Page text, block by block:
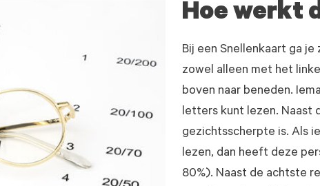
Hoe werkt
Bij een Snellenkaart ga
zowel alleen met het
boven naar beneden.
letters kunt lezen. Naast
gezichtsscherpte is. Als
lezen, dan heeft deze
80%). Naast de achtste